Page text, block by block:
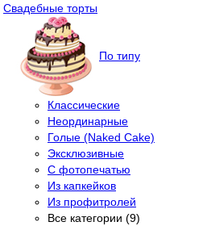
Свадебные торты
По типу
Классические
Неординарные
Голые (Naked Cake)
Эксклюзивные
С фотопечатью
Из капкейков
Из профитролей
Все категории (9)